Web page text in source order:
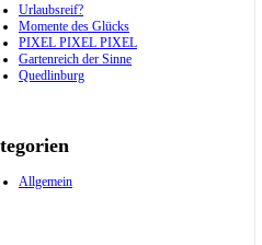
Urlaubsreif?
Momente des Glücks
PIXEL PIXEL PIXEL
Gartenreich der Sinne
Quedlinburg
Allgemein